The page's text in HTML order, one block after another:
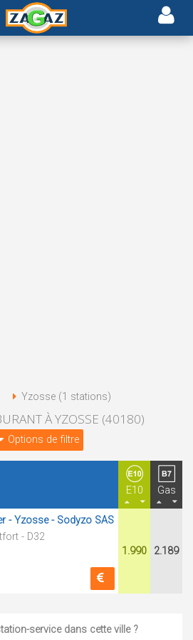
Yzosse (1 stations)
À YZOSSE (40180)
Options de filtre
E10 Gas
- Yzosse - Sodyzo SAS
- D32
1.990 2.189
service dans cette ville ?